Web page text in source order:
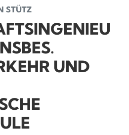
STÜTZ
UND